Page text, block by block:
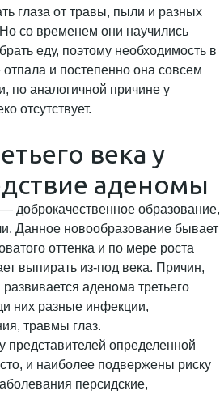
глаза от травы, пыли и разных
со временем они научились
еду, поэтому необходимость в
и постепенно она совсем
по аналогичной причине у
отсутствует.
века у
аденомы
доброкачественное образование,
Данное новообразование бывает
оттенка и по мере роста
выпирать из-под века. Причин,
аденома третьего
них разные инфекции,
травмы глаз.
представителей определенной
и наиболее подвержены риску
персидские,